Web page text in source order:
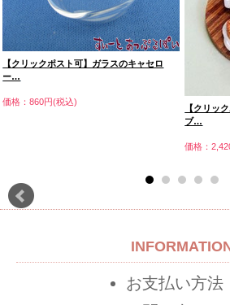
【クリックポスト可】ガラスのキャセロ
ー…
価格：860円(税込)
【クリッ
ブ…
価格：
お支払い方法